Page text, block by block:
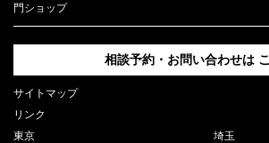
門ショップ
相談予約・お問い合わせは
サイトマップ
リンク
東京
埼玉